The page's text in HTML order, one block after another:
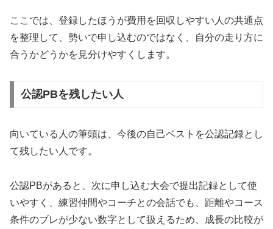
ここでは、登録したほうが費用を回収しやすい人の共通点
を整理して、勢いで申し込むのではなく、自分の走り方に
合うかどうかを見分けやすくします。
公認PBを残したい人
向いている人の筆頭は、今後の自己ベストを公認記録とし
て残したい人です。
公認PBがあると、次に申し込む大会で提出記録として使
いやすく、練習仲間やコーチとの会話でも、距離やコース
条件のブレが少ない数字として扱えるため、成長の比較が